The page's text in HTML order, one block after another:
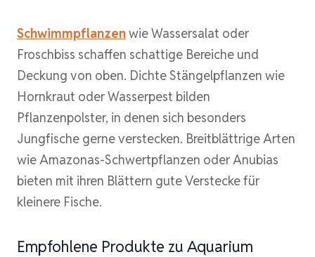
Schwimmpflanzenwie Wassersalat oder
Froschbiss schaffen schattige Bereiche und
Deckung von oben. Dichte Stängelpflanzen wie
Hornkraut oder Wasserpest bilden
Pflanzenpolster, in denen sich besonders
Jungfische gerne verstecken. Breitblättrige Arten
wie Amazonas-Schwertpflanzen oder Anubias
bieten mit ihren Blättern gute Verstecke für
kleinere Fische.
Empfohlene Produkte zu Aquarium